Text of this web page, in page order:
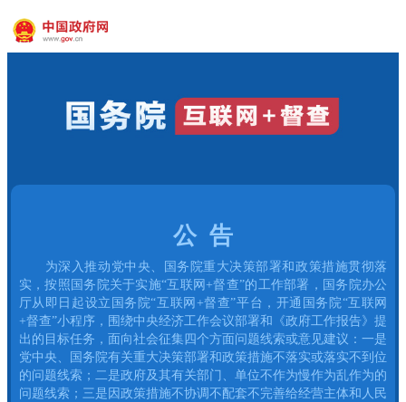
公 告
为深入推动党中央、国务院重大决策部署和政策措施贯彻落
实，按照国务院关于实施“互联网+督查”的工作部署，国务院办公
厅从即日起设立国务院“互联网+督查”平台，开通国务院“互联网
+督查”小程序，围绕中央经济工作会议部署和《政府工作报告》提
出的目标任务，面向社会征集四个方面问题线索或意见建议：一是
党中央、国务院有关重大决策部署和政策措施不落实或落实不到位
的问题线索；二是政府及其有关部门、单位不作为慢作为乱作为的
问题线索；三是因政策措施不协调不配套不完善给经营主体和人民